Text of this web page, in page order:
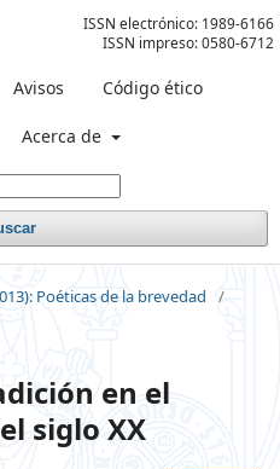
ISSN electrónico: 1989-6166
ISSN impreso:0580-6712
Avisos Código ético
Acerca de
Poéticas de la brevedad
/
en el
siglo XX